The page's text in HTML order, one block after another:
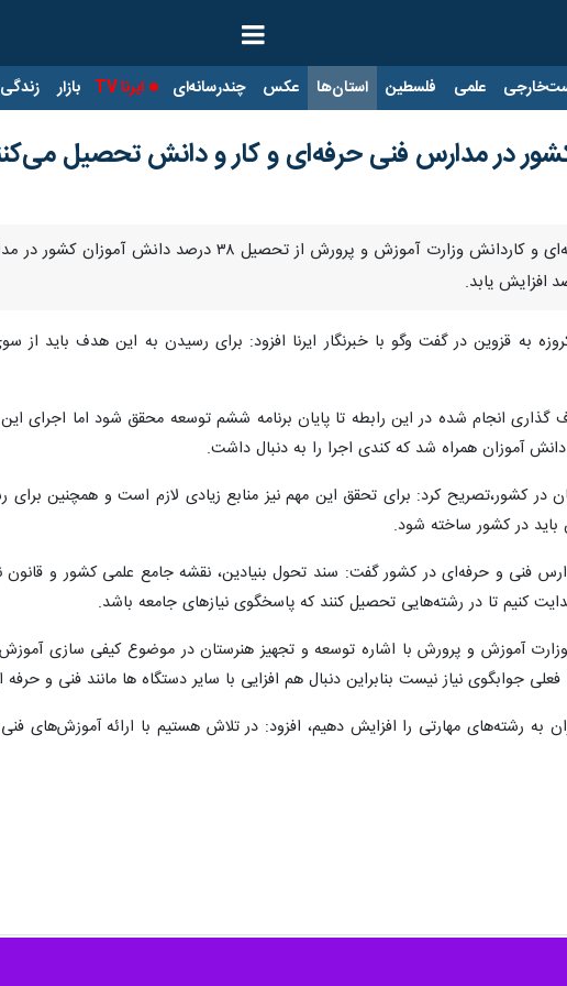
علمی فلسطین استان‌ها عکس چندرسانه‌ای ایرنا TV بازار زندگی